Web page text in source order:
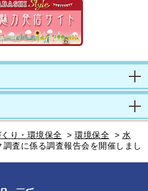
くり・環境保全 > 環境保全 > 水
査に係る調査報告会を開催しまし